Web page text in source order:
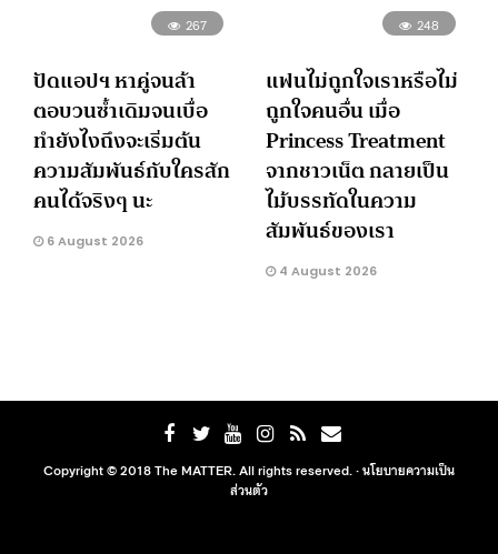
267
ปัดแอปฯ หาคู่จนล้า
ตอบวนซ้ำเดิมจนเบื่อ
ทำยังไงถึงจะเริ่มต้น
ความสัมพันธ์กับใครสัก
คนได้จริงๆ นะ
6 August 2026
248
แฟนไม่ถูกใจเราหรือไม่
ถูกใจคนอื่น เมื่อ
Princess Treatment
จากชาวเน็ต กลายเป็น
ไม้บรรทัดในความ
สัมพันธ์ของเรา
4 August 2026
Copyright © 2018 The MATTER. All rights reserved. ·นโยบายความเป็น
ส่วนตัว